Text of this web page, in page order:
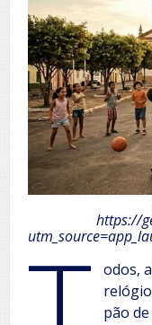
https://
odos,
pão